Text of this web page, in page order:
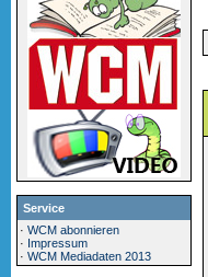
Service
·WCM abonnieren
· Impressum
·WCM Mediadaten 2013